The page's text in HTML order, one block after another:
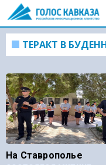
ТЕРАКТ В
На Ставрополье